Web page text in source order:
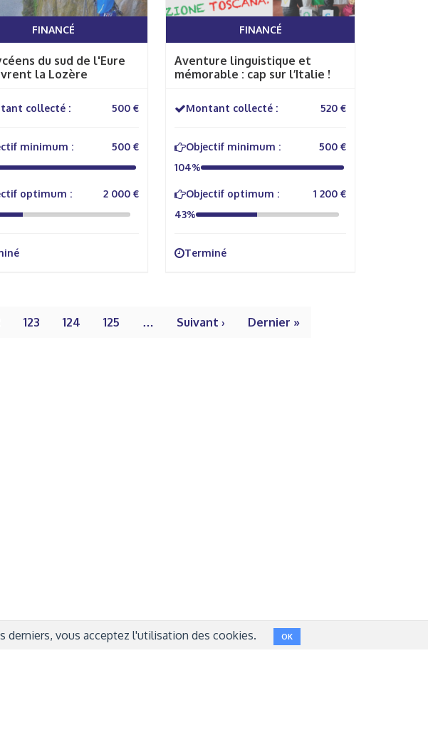
FINANCÉ
du sud de l'Eure
la Lozère
collecté : 500 €
minimum :
500 €
optimum :
2 000 €
FINANCÉ
Aventure linguistique et
mémorable : cap sur l’Italie !
Montant collecté : 520 €
Objectif minimum :
500 €
104%
Objectif optimum :
1 200 €
43%
Terminé
123 124 125 … Suivant › Dernier »
by Capsens |
derniers, vous acceptez l'utilisation des cookies. OK